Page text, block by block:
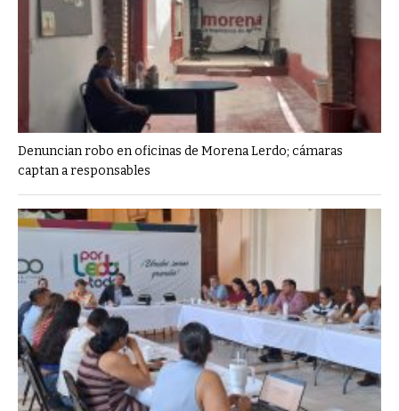
Denuncian robo en oficinas de Morena Lerdo; cámaras
captan a responsables